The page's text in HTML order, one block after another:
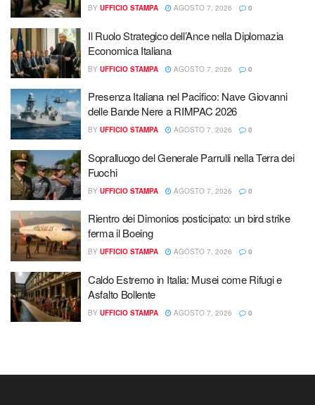
BY UFFICIO STAMPA AGOSTO 7, 2026 0
Il Ruolo Strategico dell’Ance nella Diplomazia
Economica Italiana
BY UFFICIO STAMPA AGOSTO 7, 2026 0
Presenza Italiana nel Pacifico: Nave Giovanni
delle Bande Nere a RIMPAC 2026
BY UFFICIO STAMPA AGOSTO 7, 2026 0
Sopralluogo del Generale Parrulli nella Terra dei
Fuochi
BY UFFICIO STAMPA AGOSTO 7, 2026 0
Rientro dei Dimonios posticipato: un bird strike
ferma il Boeing
BY UFFICIO STAMPA AGOSTO 7, 2026 0
Caldo Estremo in Italia: Musei come Rifugi e
Asfalto Bollente
BY UFFICIO STAMPA AGOSTO 7, 2026 0